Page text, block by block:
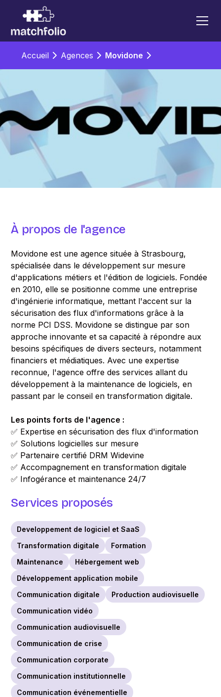
Accueil Agences Movidone
À propos de l'agence
Movidone est une agence située à Strasbourg,
spécialisée dans le développement sur mesure
d'applications métiers et l'édition de logiciels. Fondée
en 2010, elle se positionne comme une entreprise
d'ingénierie informatique, mettant l'accent sur la
sécurisation des flux d'informations grâce à la
norme PCI DSS. Movidone se distingue par son
approche innovante et sa capacité à répondre aux
besoins spécifiques de divers secteurs, notamment
financiers et médiatiques. Avec une expertise
reconnue, l'agence offre des services allant du
développement à la maintenance de logiciels, en
passant par le conseil en transformation digitale.
Les points forts de l'agence :
✅ Expertise en sécurisation des flux d'information
✅ Solutions logicielles sur mesure
✅ Partenaire certifié DRM Widevine
✅ Accompagnement en transformation digitale
✅ Infogérance et maintenance 24/7
Services proposés
Developpement de logiciel et SaaS
Transformation digitale
Formation
Maintenance
Hébergement web
Développement application mobile
Communication digitale
Production audiovisuelle
Communication vidéo
Communication audiovisuelle
Communication de crise
Communication corporate
Communication institutionnelle
Communication événementielle